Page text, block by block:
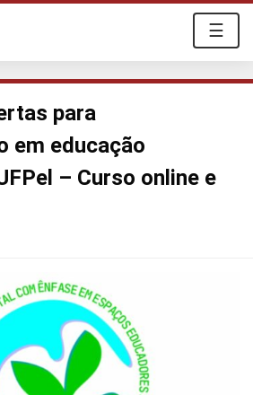
☰
para
em educação
– Curso online e